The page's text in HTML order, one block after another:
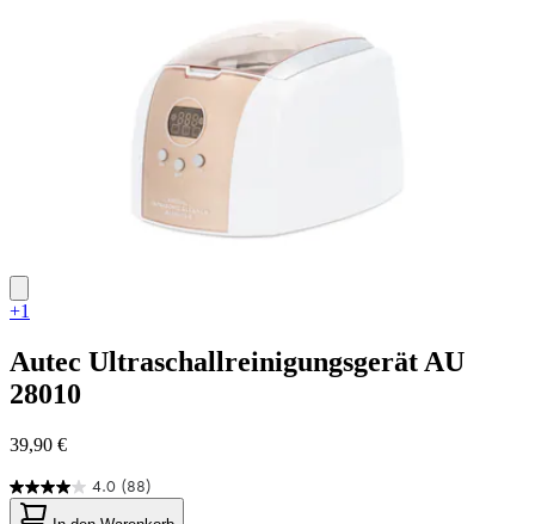
+1
Autec Ultraschallreinigungsgerät AU
28010
39,90 €
4.0 (88)
4.0
von